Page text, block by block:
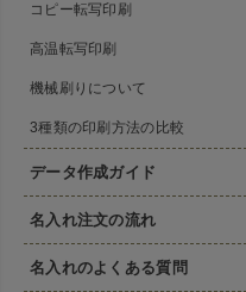
コピー転写印刷
高温転写印刷
機械刷りについて
3種類の印刷方法の比較
データ作成ガイド
名入れ注文の流れ
名入れのよくある質問